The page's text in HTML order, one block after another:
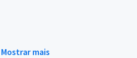
Mostrar mais